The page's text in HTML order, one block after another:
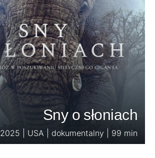
Sny o słoniach
2025 | USA | dokumentalny | 99 min